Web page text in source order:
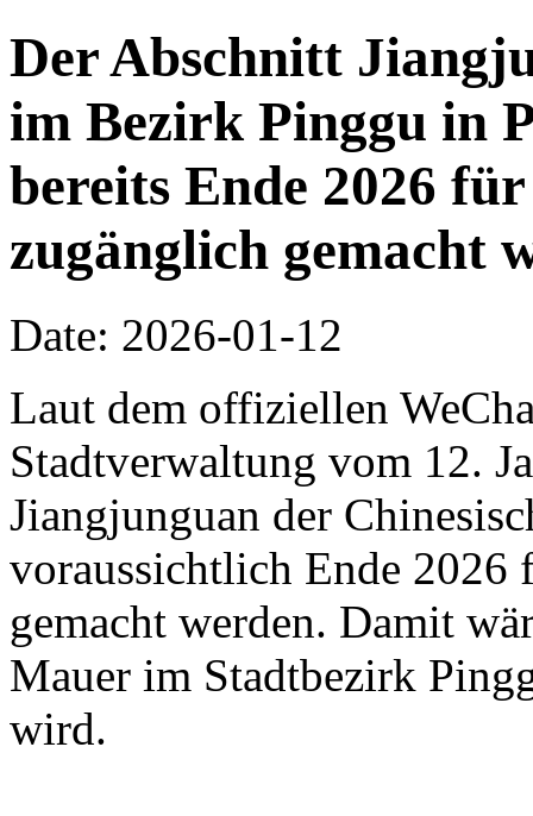
Der Abschnitt
im Bezirk Pinggu in
bereits Ende 2026
zugänglich gemacht
Date: 2026-01-12
Laut dem offiziellen
Stadtverwaltung vom 12.
Jiangjunguan der
voraussichtlich Ende
gemacht werden. Damit
Mauer im Stadtbezirk
wird.